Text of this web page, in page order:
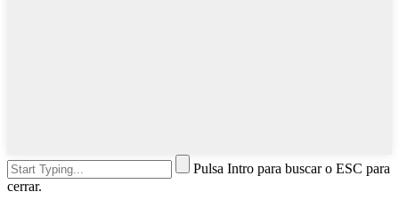
Pulsa Intro para buscar o ESC para
cerrar.